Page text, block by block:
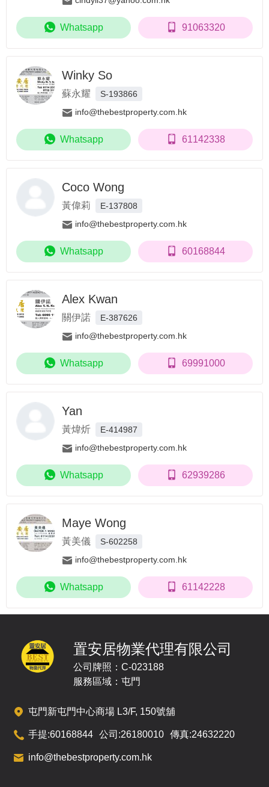
Whatsapp 91063320
Winky So
蘇永耀
S-193866
info@thebestproperty.com.hk
Whatsapp 61142338
Coco Wong
黃偉莉
E-137808
info@thebestproperty.com.hk
Whatsapp 60168844
Alex Kwan
關伊諾
E-387626
info@thebestproperty.com.hk
Whatsapp 69991000
Yan
黃煒炘
E-414987
info@thebestproperty.com.hk
Whatsapp 62939286
Maye Wong
黃美儀
S-602258
info@thebestproperty.com.hk
Whatsapp 61142228
置安居物業代理有限公司
公司牌照：C-023188
服務區域：屯門
屯門新屯門中心商場 L3/F, 150號舖
手提:60168844 公司:26180010 傳真:24632220
info@thebestproperty.com.hk